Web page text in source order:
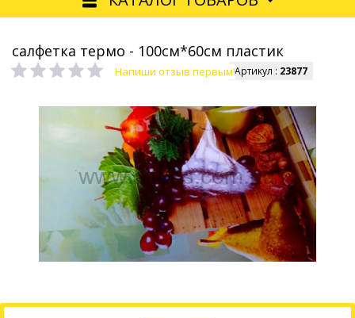
салфетка термо - 100см*60см пластик
Напиши отзыв первым!Артикул : 23877